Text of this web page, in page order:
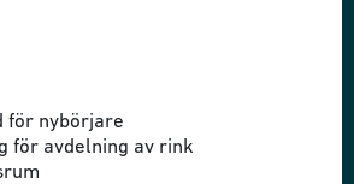
för nybörjare
för avdelning av rink